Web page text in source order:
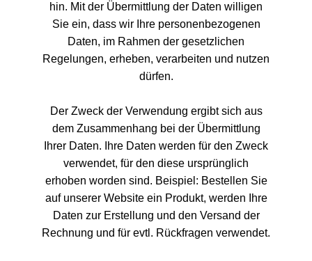
hin. Mit der Übermittlung der Daten willigen
Sie ein, dass wir Ihre personenbezogenen
Daten, im Rahmen der gesetzlichen
Regelungen, erheben, verarbeiten und nutzen
dürfen.
Der Zweck der Verwendung ergibt sich aus
dem Zusammenhang bei der Übermittlung
Ihrer Daten. Ihre Daten werden für den Zweck
verwendet, für den diese ursprünglich
erhoben worden sind. Beispiel: Bestellen Sie
auf unserer Website ein Produkt, werden Ihre
Daten zur Erstellung und den Versand der
Rechnung und für evtl. Rückfragen verwendet.